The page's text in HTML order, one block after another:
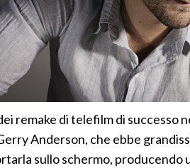
remake di telefilm di successo
Anderson, che ebbe
sullo schermo, producendo